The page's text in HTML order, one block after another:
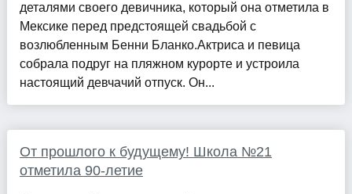
деталями своего девичника, который она отметила в
Мексике перед предстоящей свадьбой с
возлюбленным Бенни Бланко.Актриса и певица
собрала подруг на пляжном курорте и устроила
настоящий девчачий отпуск. Он...
От прошлого к будущему! Школа №21
отметила 90-летие